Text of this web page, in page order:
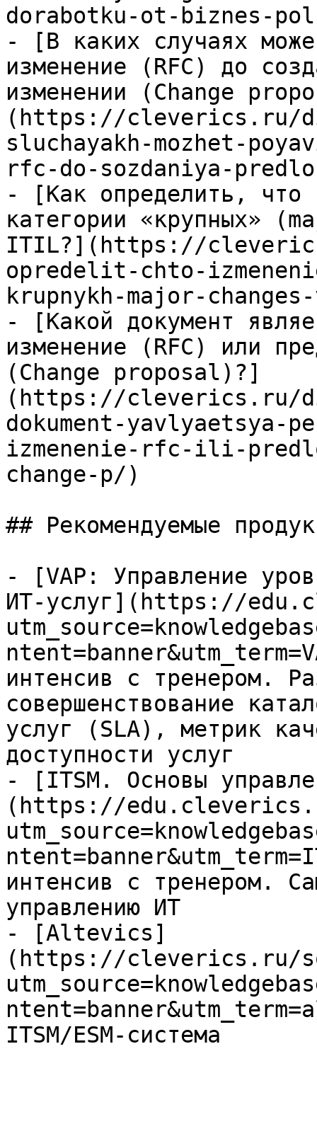
dorabotku-ot-biznes-
- [В каких случаях
изменение (RFC) до
изменении (Change
(https://cleverics.ru/
sluchayakh-mozhet-
rfc-do-sozdaniya-
- [Как определить, что
категории «крупных»
ITIL?](https://
opredelit-chto-
krupnykh-major-
- [Какой документ
изменение (RFC) или
(Change proposal)?]
(https://cleverics.ru/
dokument-yavlyaetsya-
izmenenie-rfc-ili-
change-p/)
## Рекомендуемые
- [VAP: Управление
ИТ-услуг](https://
интенсив с тренером.
совершенствование
услуг (SLA), метрик
доступности услуг
- [ITSM. Основы
(https://
интенсив с тренером.
управлению ИТ
- [Altevics]
(https://cleverics.ru/
ITSM/ESM-система